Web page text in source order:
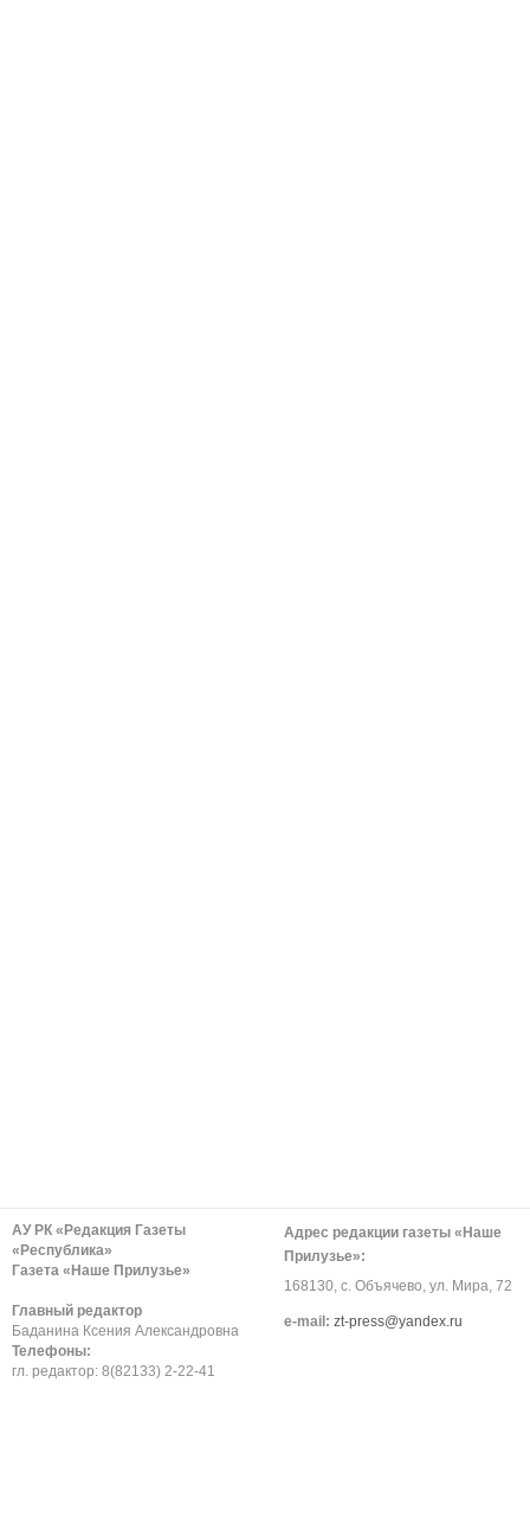
АУ РК «Редакция Газеты
«Республика»
Газета «Наше Прилузье»
Главный редактор
Баданина Ксения Александровна
Телефоны:
гл. редактор: 8(82133) 2-22-41
Адрес редакции газеты «Наше
Прилузье»:
168130, с. Объячево, ул. Мира, 72
е-mail: zt-press@yandex.ru